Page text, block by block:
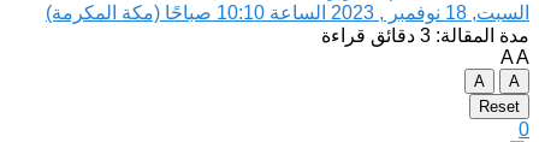
السبت, 18 نوفمبر , 2023 الساعة 10:10 صباحًا (مكة المكرمة)
مدة المقالة: 3 دقائق قراءة
AA
A
A
Reset
0